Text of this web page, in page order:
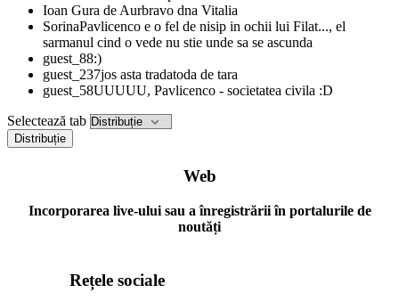
Ioan Gura de Aurbravo dna Vitalia
SorinaPavlicenco e o fel de nisip in ochii lui Filat..., el
sarmanul cind o vede nu stie unde sa se ascunda
guest_88:)
guest_237jos asta tradatoda de tara
guest_58UUUUU, Pavlicenco - societatea civila :D
Selectează tab
Distribuție
Web
Incorporarea live-ului sau a înregistrării în portalurile de
noutăți
Rețele sociale